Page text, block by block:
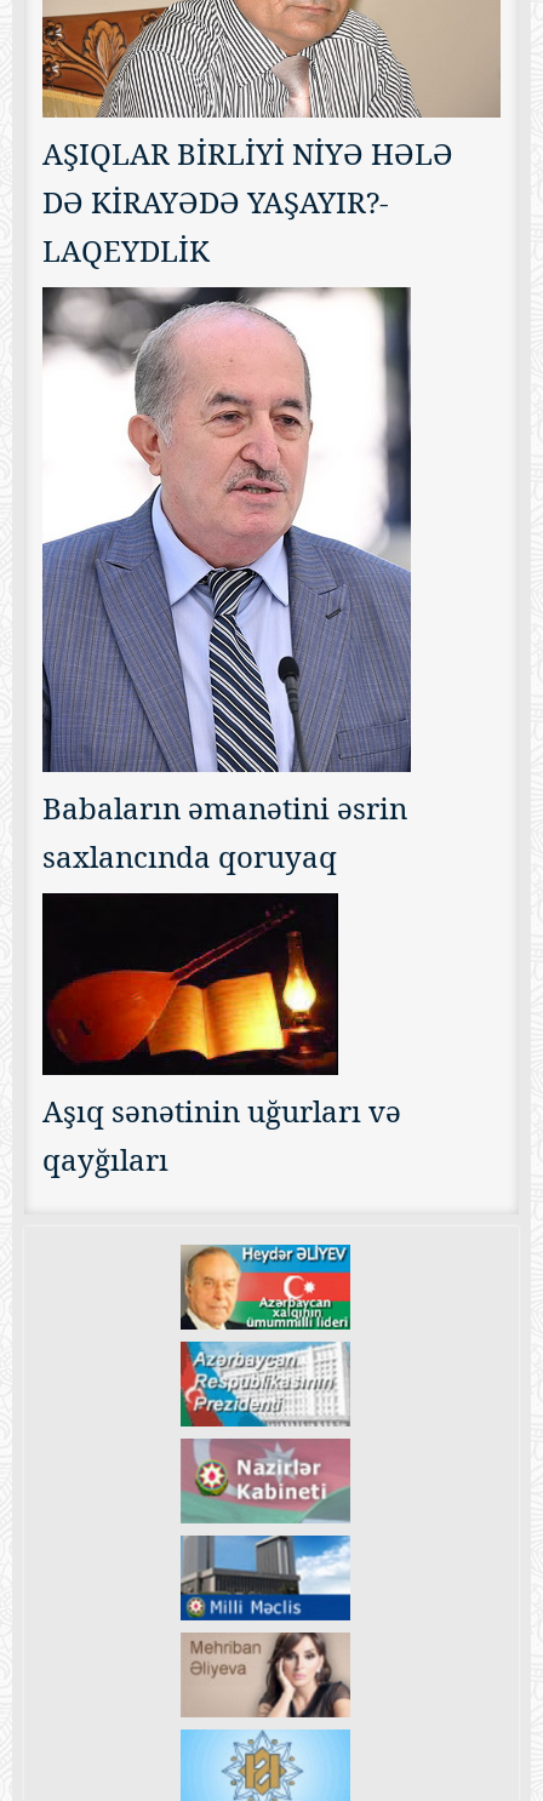
AŞIQLAR BİRLİYİ NİYƏ HƏLƏ
DƏ KİRAYƏDƏ YAŞAYIR?-
LAQEYDLİK
Babaların əmanətini əsrin
saxlancında qoruyaq
Aşıq sənətinin uğurları və
qayğıları